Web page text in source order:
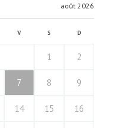
août 2026
V S D
1 2
7 8 9
14 15 16